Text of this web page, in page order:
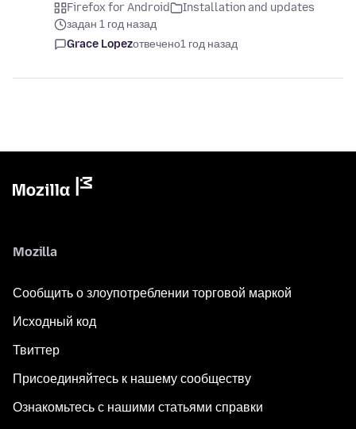
Firefox for Android
Installation and updates
задан 1 год назад
Grace Lopezотвечено1 год назад
Mozilla
Сообщить о злоупотреблении торговой маркой
Исходный код
Твиттер
Присоединяйтесь к нашему сообществу
Ознакомьтесь с нашими статьями справки